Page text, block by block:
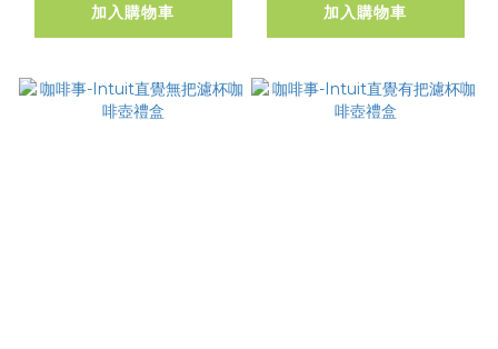
加入購物車 加入購物車